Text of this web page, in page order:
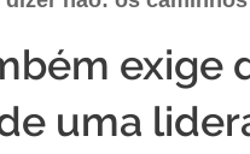
exige
uma